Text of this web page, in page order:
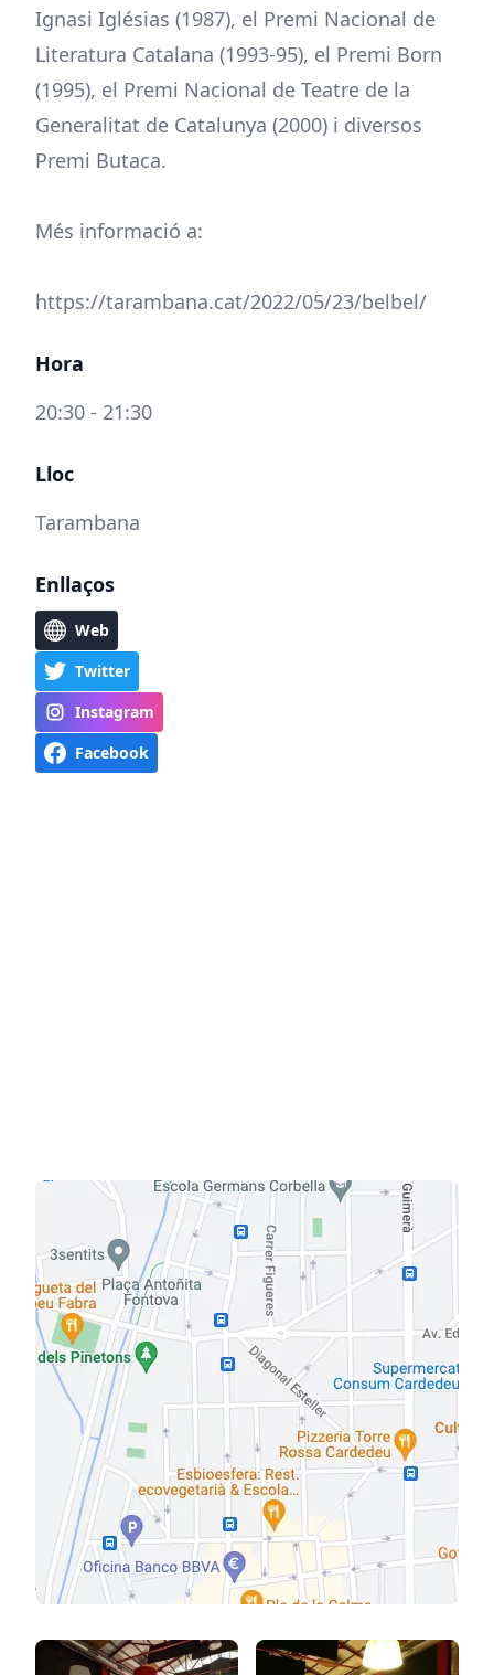
Ignasi Iglésias (1987), el Premi Nacional de
Literatura Catalana (1993-95), el Premi Born
(1995), el Premi Nacional de Teatre de la
Generalitat de Catalunya (2000) i diversos
Premi Butaca.
Més informació a:
https://tarambana.cat/2022/05/23/belbel/
Hora
20:30 - 21:30
Lloc
Tarambana
Enllaços
Web
Twitter
Instagram
Facebook